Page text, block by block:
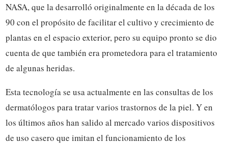
NASA, que la desarrolló originalmente en la década de los
90 con el propósito de facilitar el cultivo y crecimiento de
plantas en el espacio exterior, pero su equipo pronto se dio
cuenta de que también era prometedora para el tratamiento
de algunas heridas.
Esta tecnología se usa actualmente en las consultas de los
dermatólogos para tratar varios trastornos de la piel. Y en
los últimos años han salido al mercado varios dispositivos
de uso casero que imitan el funcionamiento de los